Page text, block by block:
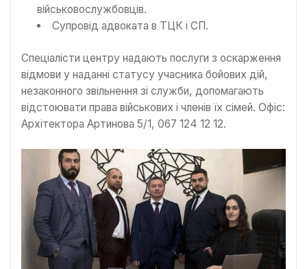
військовослужбовців.
Супровід адвоката в ТЦК і СП.
Спеціалісти центру надають послуги з оскарження
відмови у наданні статусу учасника бойових дій,
незаконного звільнення зі служби, допомагають
відстоювати права військових і членів їх сімей. Офіс:
Архітектора Артинова 5/1, 067 124 12 12.